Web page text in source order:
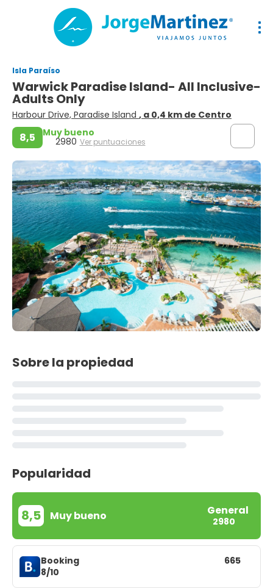
Isla Paraíso
Warwick Paradise Island- All Inclusive-
Adults Only
Harbour Drive, Paradise Island , a 0,4 km de Centro
8,5 Muy bueno
2980 Ver puntuaciones
Sobre la propiedad
Popularidad
8,5 Muy bueno General
2980
Booking
8/10
665